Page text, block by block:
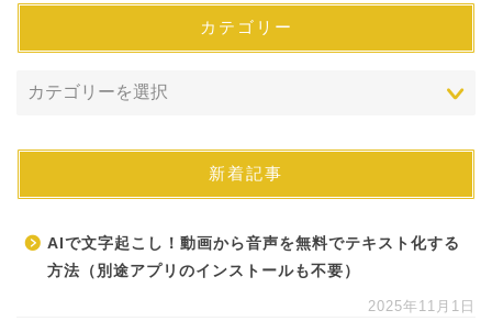
カテゴリー
新着記事
AIで文字起こし！動画から音声を無料でテキスト化する
方法（別途アプリのインストールも不要）
2025年11月1日